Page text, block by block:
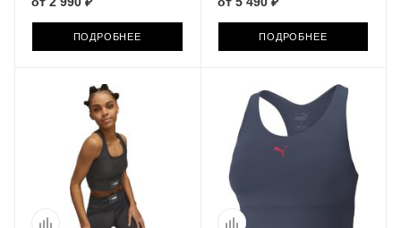
ПОДРОБНЕЕ ПОДРОБНЕЕ